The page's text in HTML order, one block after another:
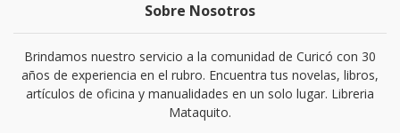
Sobre Nosotros
Brindamos nuestro servicio a la comunidad de Curicó con 30
años de experiencia en el rubro. Encuentra tus novelas, libros,
artículos de oficina y manualidades en un solo lugar. Libreria
Mataquito.